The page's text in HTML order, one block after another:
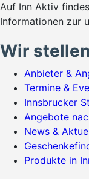
Auf Inn Aktiv
Informationen zur
Wir
Anbieter &
Termine &
Innsbrucker
Angebote
News &
Produkte in